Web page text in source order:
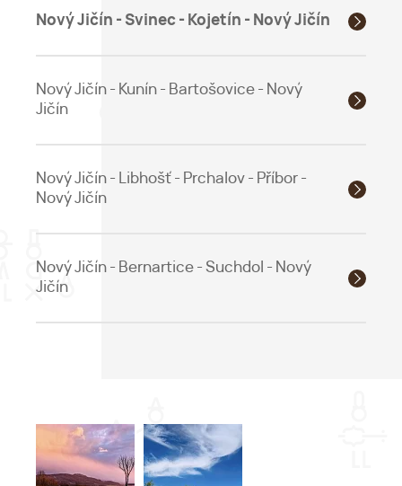
Nový Jičín - Svinec - Kojetín - Nový Jičín
Nový Jičín - Kunín - Bartošovice - Nový
Jičín
Nový Jičín - Libhošť - Prchalov - Příbor -
Nový Jičín
Nový Jičín - Bernartice - Suchdol - Nový
Jičín